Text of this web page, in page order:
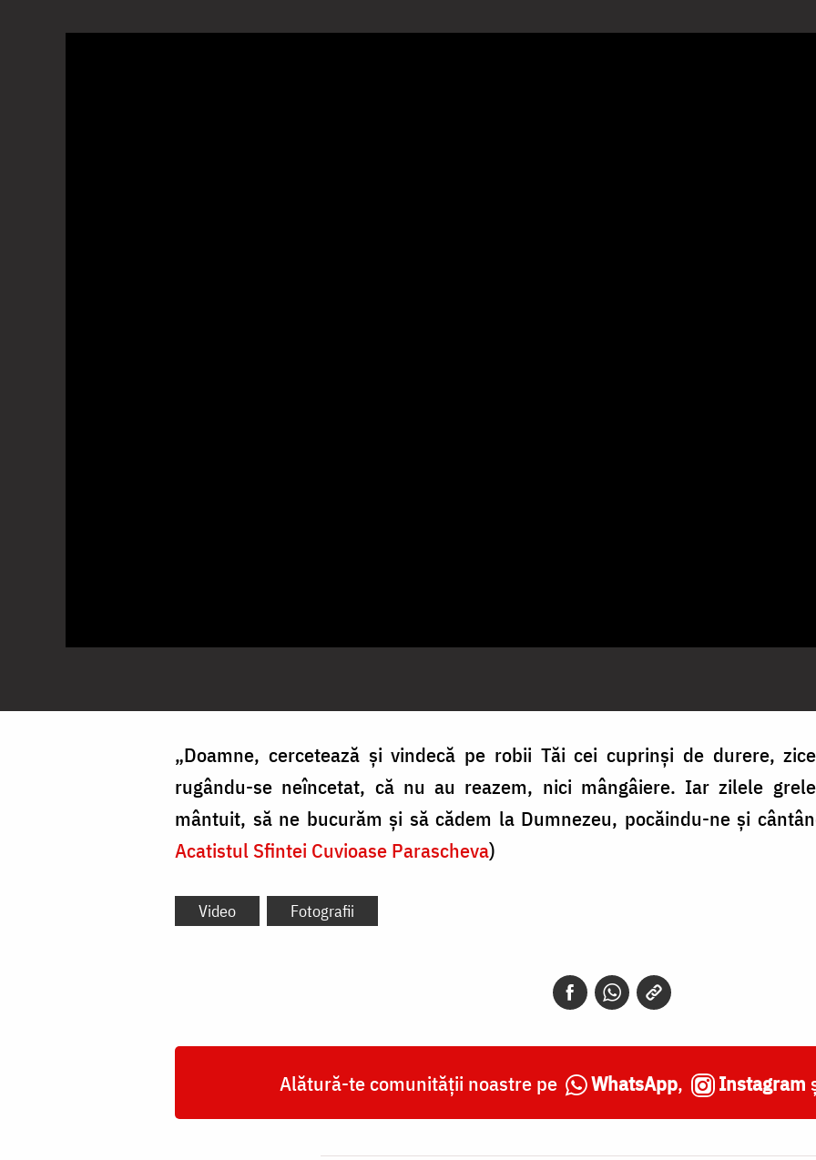
„Doamne, cercetează și vindecă pe robii Tăi cei cuprinși de durere,
rugându-se neîncetat, că nu au reazem, nici mângâiere. Iar zilele
mântuit, să ne bucurăm și să cădem la Dum­nezeu, pocăindu-ne și
Acatistul Sfintei Cuvioase Parascheva)
Video Fotografii
Alătură-te comunității noastre pe WhatsApp, Instagram